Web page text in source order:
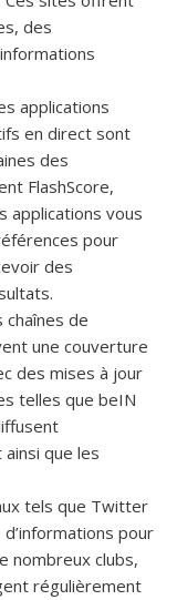
des
applications
en direct sont
des
FlashScore,
applications vous
pour
des
chaînes de
une couverture
des mises à jour
telles que beIN
que les
tels que Twitter
pour
nombreux clubs,
régulièrement